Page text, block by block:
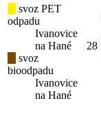
svoz PET
odpadu
Ivanovice
na Hané
svoz
bioodpadu
Ivanovice
na Hané
28